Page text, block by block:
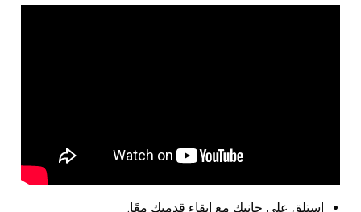
استلقِ على جانبك مع إبقاء قدميك معًا.